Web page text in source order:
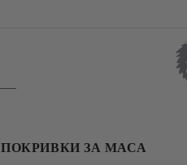
ПОКРИВКИ ЗА МАСА